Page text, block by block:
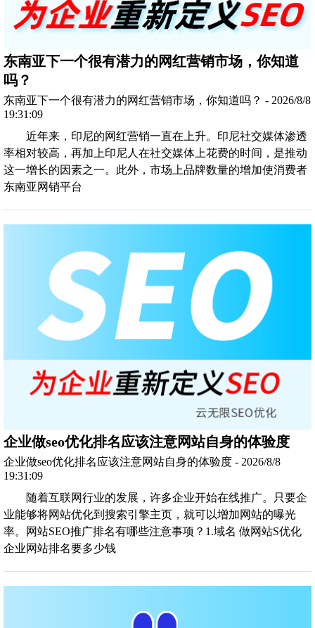
东南亚下一个很有潜力的网红营销市场，你知道
吗？
东南亚下一个很有潜力的网红营销市场，你知道吗？ - 2026/8/8
19:31:09
近年来，印尼的网红营销一直在上升。印尼社交媒体渗透
率相对较高，再加上印尼人在社交媒体上花费的时间，是推动
这一增长的因素之一。此外，市场上品牌数量的增加使消费者
东南亚网销平台
企业做seo优化排名应该注意网站自身的体验度
企业做seo优化排名应该注意网站自身的体验度 - 2026/8/8
19:31:09
随着互联网行业的发展，许多企业开始在线推广。只要企
业能够将网站优化到搜索引擎主页，就可以增加网站的曝光
率。网站SEO推广排名有哪些注意事项？1.域名 做网站S优化
企业网站排名要多少钱